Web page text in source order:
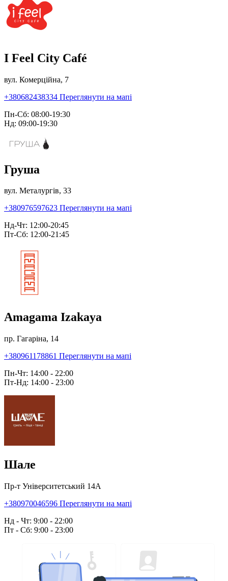
I Feel City Café
вул. Комерційна, 7
+380682438334 Переглянути на мапі
Пн-Сб: 08:00-19:30
Нд: 09:00-19:30
Груша
вул. Металургів, 33
+380976597623 Переглянути на мапі
Нд-Чт: 12:00-20:45
Пт-Сб: 12:00-21:45
Amagama Izakaya
пр. Гагаріна, 14
+380961178861 Переглянути на мапі
Пн-Чт: 14:00 - 22:00
Пт-Нд: 14:00 - 23:00
Шале
Пр-т Університетський 14А
+380970046596 Переглянути на мапі
Нд - Чт: 9:00 - 22:00
Пт - Сб: 9:00 - 23:00